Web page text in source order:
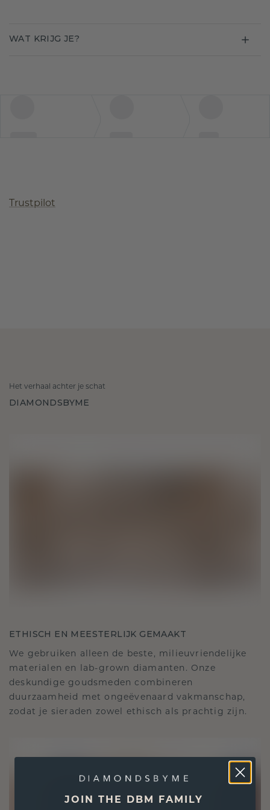
WAT KRIJG JE?
Trustpilot
Het verhaal achter je schat
DIAMONDSBYME
ETHISCH EN MEESTERLIJK GEMAAKT
We gebruiken alleen de beste, milieuvriendelijke
materialen en lab-grown diamanten. Onze
deskundige goudsmeden combineren
duurzaamheid met ongeëvenaard vakmanschap,
zodat je sieraden zowel ethisch als prachtig zijn.
JOIN THE DBM FAMILY